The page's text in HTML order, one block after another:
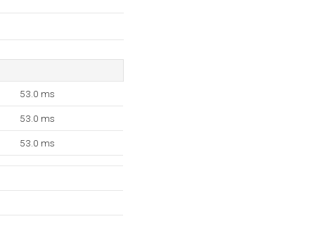
53.0 ms
53.0 ms
53.0 ms